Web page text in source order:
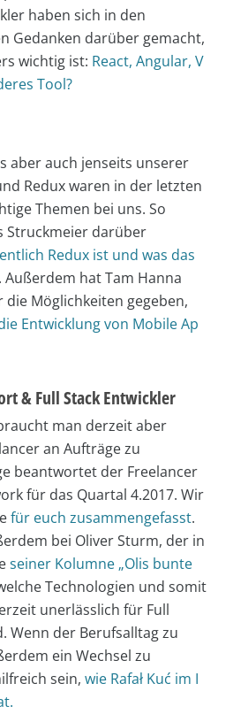
haben sich in den
Gedanken darüber gemacht,
wichtig ist: React, Angular, V
Tool?
aber auch jenseits unserer
Redux waren in der letzten
Themen bei uns. So
Struckmeier darüber
Redux ist und was das
. Außerdem hat Tam Hanna
Möglichkeiten gegeben,
Entwicklung von Mobile Ap
& Full Stack Entwickler
man derzeit aber
an Aufträge zu
beantwortet der Freelancer
für das Quartal 4.2017. Wir
für euch zusammengefasst.
bei Oliver Sturm, der in
seiner Kolumne „Olis bunte
Technologien und somit
unerlässlich für Full
Wenn der Berufsalltag zu
ein Wechsel zu
sein, wie Rafał Kuć im I